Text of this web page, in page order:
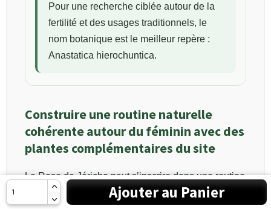
Pour une recherche ciblée autour de la
fertilité et des usages traditionnels, le
nom botanique est le meilleur repère :
Anastatica hierochuntica.
Construire une routine naturelle
cohérente autour du féminin avec des
plantes complémentaires du site
La Rose de Jéricho peut s’inscrire dans une routine
plus large pour les personnes qui aiment les
Ajouter au Panier